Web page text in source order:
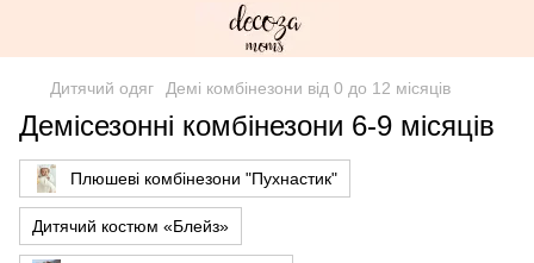
Дитячий одяг Демі комбінезони від 0 до 12 місяців
Демісезонні комбінезони 6-9 місяців
Плюшеві комбінезони "Пухнастик"
Дитячий костюм «Блейз»